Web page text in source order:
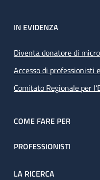
IN EVIDENZA
Diventa donatore di
Accesso di
Comitato Regionale per
COME FARE PER
PROFESSIONISTI
LA RICERCA